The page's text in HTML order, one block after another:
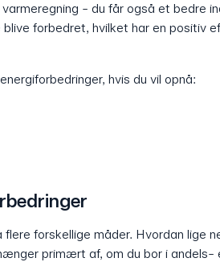
- du får også et bedre
forbedret, hvilket har en positiv
hvis du vil opnå:
forskellige måder. Hvordan lige
primært af, om du bor i andels-